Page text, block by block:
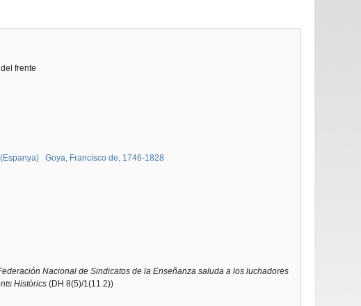
frente
Goya, Francisco de, 1746-1828
Nacional de Sindicatos de la Enseñanza saluda a los luchadores
Històrics(DH 8(5)/1(11.2))